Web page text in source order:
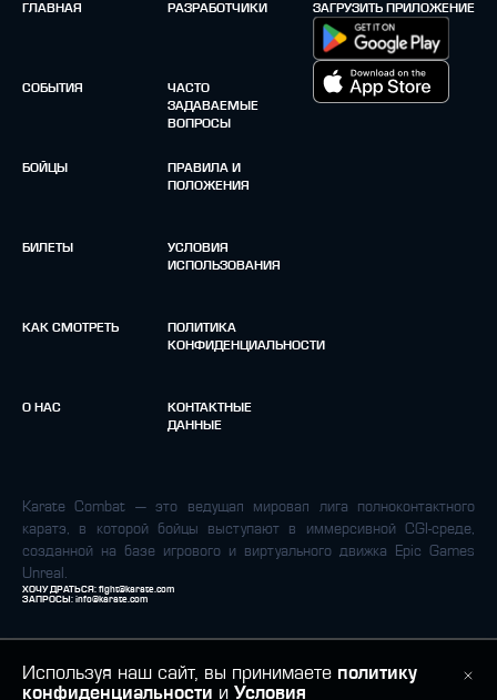
Используя наш сайт, вы принимаете политику
конфиденциальности и Условия
ГЛАВНАЯ
СОБЫТИЯ
БОЙЦЫ
БИЛЕТЫ
КАК СМОТРЕТЬ
О НАС
РАЗРАБОТЧИКИ
ЧАСТО
ЗАДАВАЕМЫЕ
ВОПРОСЫ
ПРАВИЛА И
ПОЛОЖЕНИЯ
УСЛОВИЯ
ИСПОЛЬЗОВАНИЯ
ПОЛИТИКА
КОНФИДЕНЦИАЛЬНОСТИ
КОНТАКТНЫЕ
ДАННЫЕ
ЗАГРУЗИТЬ ПРИЛОЖЕНИЕ
Karate Combat — это ведущая мировая лига полноконтактного
каратэ, в которой бойцы выступают в иммерсивной CGI-среде,
созданной на базе игрового и виртуального движка Epic Games
Unreal.
ХОЧУ ДРАТЬСЯ: fight@karate.com
ЗАПРОСЫ: info@karate.com